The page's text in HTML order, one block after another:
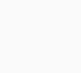
는 증거라는 것들 (점점더
- 인도의 녹슬지 않는 신기